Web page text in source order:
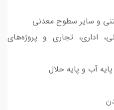
و سایر سطوح معدنی
اداری، تجاری و پروژه‌های
آب و پایه حلال